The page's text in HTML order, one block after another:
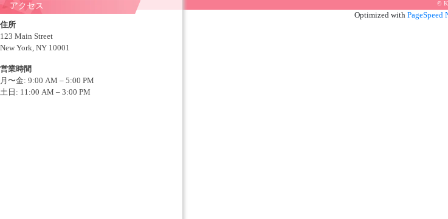
アクセス
住所
123 Main Street
New York, NY 10001
営業時間
月〜金: 9:00 AM – 5:00 PM
土日: 11:00 AM – 3:00 PM
©
Optimized with PageSpeed